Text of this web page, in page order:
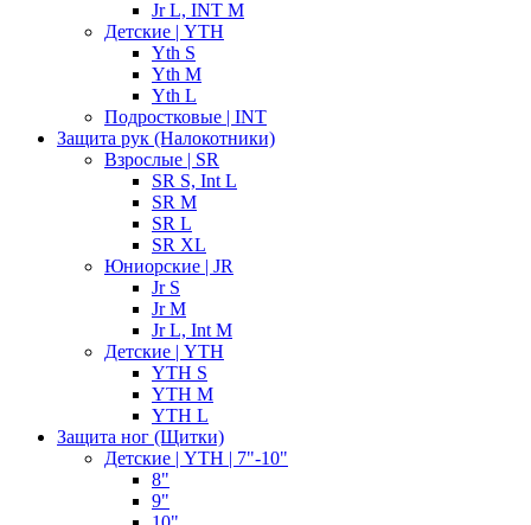
Jr L, INT M
Детские | YTH
Yth S
Yth M
Yth L
Подростковые | INT
Защита рук (Налокотники)
Взрослые | SR
SR S, Int L
SR M
SR L
SR XL
Юниорские | JR
Jr S
Jr M
Jr L, Int M
Детские | YTH
YTH S
YTH M
YTH L
Защита ног (Щитки)
Детские | YTH | 7"-10"
8"
9"